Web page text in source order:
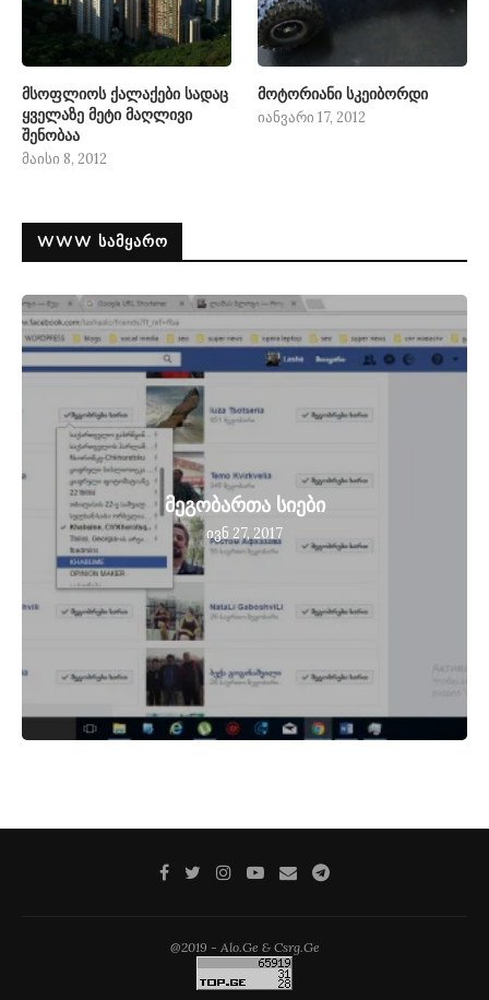
მსოფლიოს ქალაქები სადაც
ყველაზე მეტი მაღლივი
შენობაა
მაისი 8, 2012
მოტორიანი სკეიბორდი
იანვარი 17, 2012
WWW ᲡᲐᲛᲧᲐᲠᲝ
მეგობართა სიები
ივნ 27, 2017
@2019 - Alo.Ge & Csrg.Ge